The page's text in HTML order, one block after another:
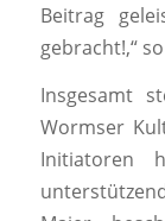
Beitrag
gebracht!,“
Insgesamt
Wormser
Initiatoren